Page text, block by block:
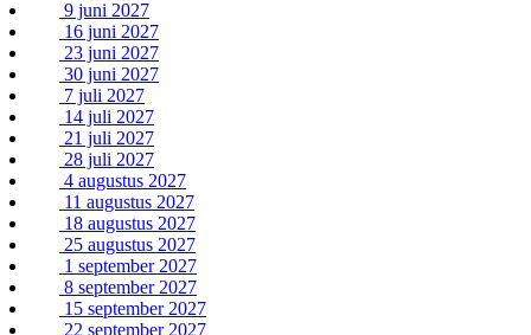
9 juni 2027
16 juni 2027
23 juni 2027
30 juni 2027
7 juli 2027
14 juli 2027
21 juli 2027
28 juli 2027
4 augustus 2027
11 augustus 2027
18 augustus 2027
25 augustus 2027
1 september 2027
8 september 2027
15 september 2027
22 september 2027